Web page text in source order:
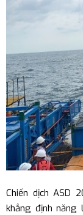
Chiến dịch ASD
khẳng định năng